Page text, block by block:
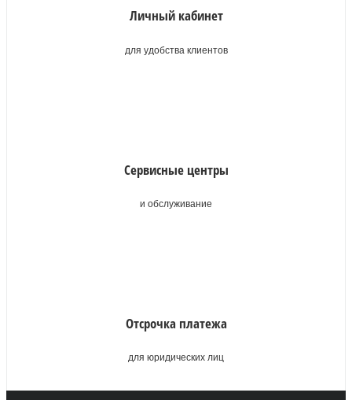
Личный кабинет
для удобства клиентов
Сервисные центры
и обслуживание
Отсрочка платежа
для юридических лиц